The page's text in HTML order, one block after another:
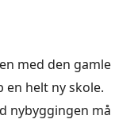
med den gamle
en helt ny skole.
nybyggingen må